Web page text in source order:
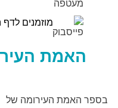
מוזמנים לדף
האמת
בספר האמת העירומה של